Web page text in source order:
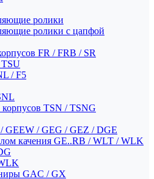
ролики
ролики с цапфой
FR / FRB / SR
/ F5
TSN / TSNG
GEEW / GEG / GEZ / DGE
качения GE..RB / WLT / WLK
GAC / GX